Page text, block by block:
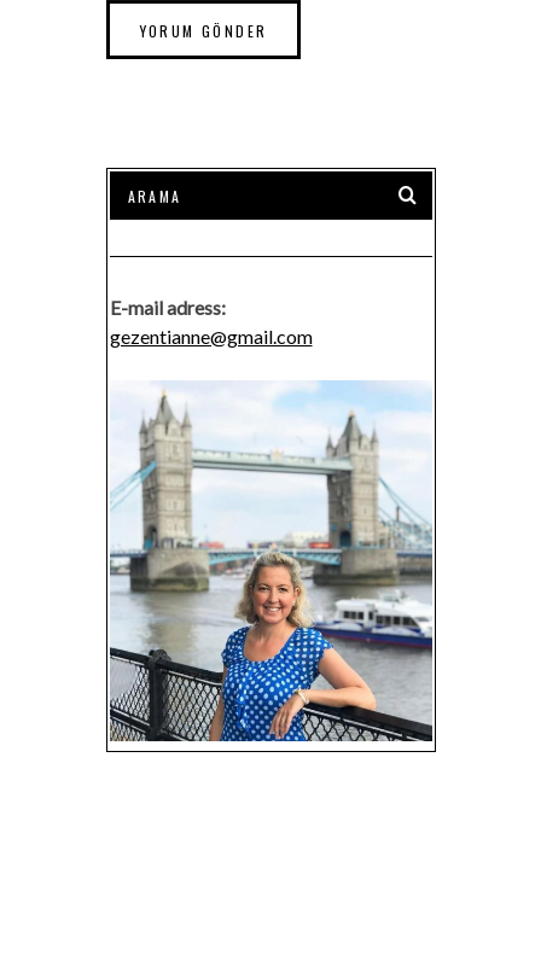
E-mail adress:
gezentianne@gmail.com